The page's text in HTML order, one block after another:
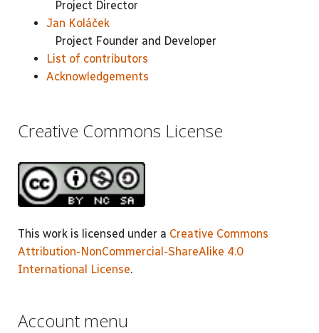
Project Director
Jan Koláček
Project Founder and Developer
List of contributors
Acknowledgements
Creative Commons License
This work is licensed under a Creative Commons
Attribution-NonCommercial-ShareAlike 4.0
International License.
Account menu